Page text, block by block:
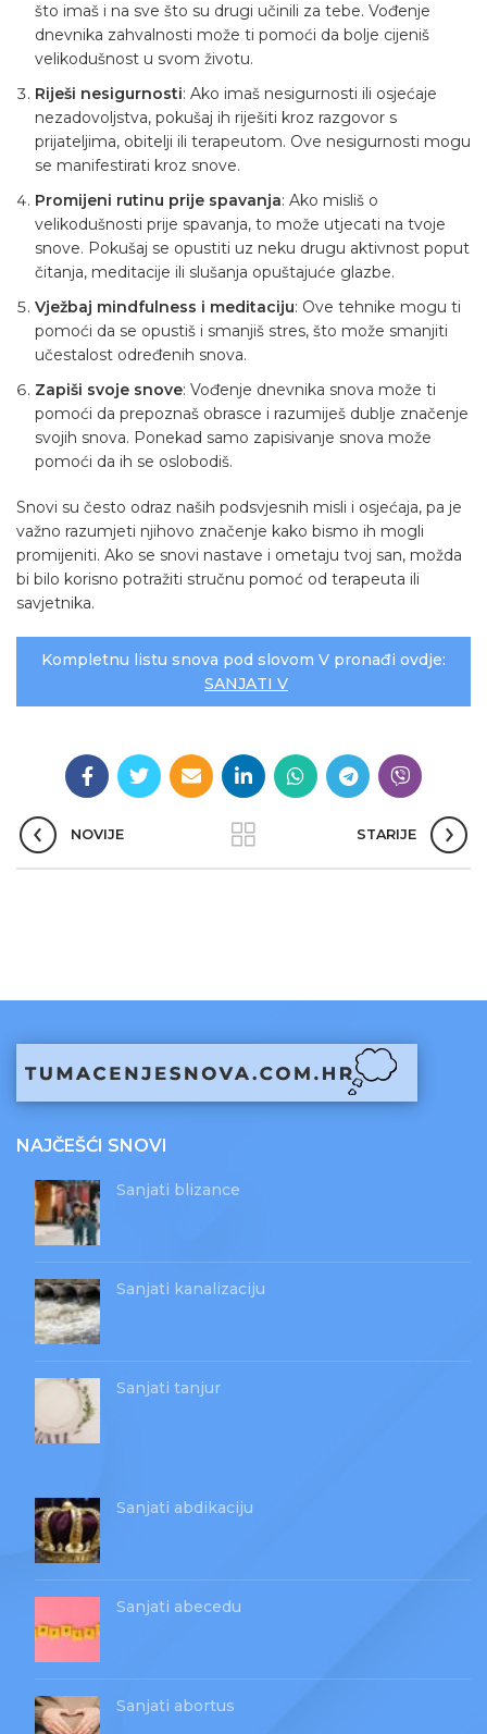
što imaš i na sve što su drugi učinili za tebe. Vođenje
dnevnika zahvalnosti može ti pomoći da bolje cijeniš
velikodušnost u svom životu.
Riješi nesigurnosti: Ako imaš nesigurnosti ili osjećaje
nezadovoljstva, pokušaj ih riješiti kroz razgovor s
prijateljima, obitelji ili terapeutom. Ove nesigurnosti mogu
se manifestirati kroz snove.
Promijeni rutinu prije spavanja: Ako misliš o
velikodušnosti prije spavanja, to može utjecati na tvoje
snove. Pokušaj se opustiti uz neku drugu aktivnost poput
čitanja, meditacije ili slušanja opuštajuće glazbe.
Vježbaj mindfulness i meditaciju: Ove tehnike mogu ti
pomoći da se opustiš i smanjiš stres, što može smanjiti
učestalost određenih snova.
Zapiši svoje snove: Vođenje dnevnika snova može ti
pomoći da prepoznaš obrasce i razumiješ dublje značenje
svojih snova. Ponekad samo zapisivanje snova može
pomoći da ih se oslobodiš.
Snovi su često odraz naših podsvjesnih misli i osjećaja, pa je
važno razumjeti njihovo značenje kako bismo ih mogli
promijeniti. Ako se snovi nastave i ometaju tvoj san, možda
bi bilo korisno potražiti stručnu pomoć od terapeuta ili
savjetnika.
Kompletnu listu snova pod slovom V pronađi ovdje:
SANJATI V
NOVIJE STARIJE
NAJČEŠĆI SNOVI
Sanjati blizance
Sanjati kanalizaciju
Sanjati tanjur
Sanjati abdikaciju
Sanjati abecedu
Sanjati abortus